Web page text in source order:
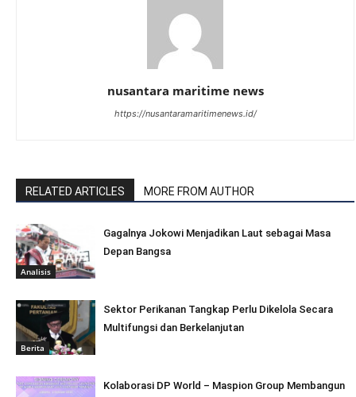
nusantara maritime news
https://nusantaramaritimenews.id/
RELATED ARTICLES MORE FROM AUTHOR
Analisis
Gagalnya Jokowi Menjadikan Laut sebagai Masa
Depan Bangsa
Berita
Sektor Perikanan Tangkap Perlu Dikelola Secara
Multifungsi dan Berkelanjutan
Kolaborasi DP World – Maspion Group Membangun